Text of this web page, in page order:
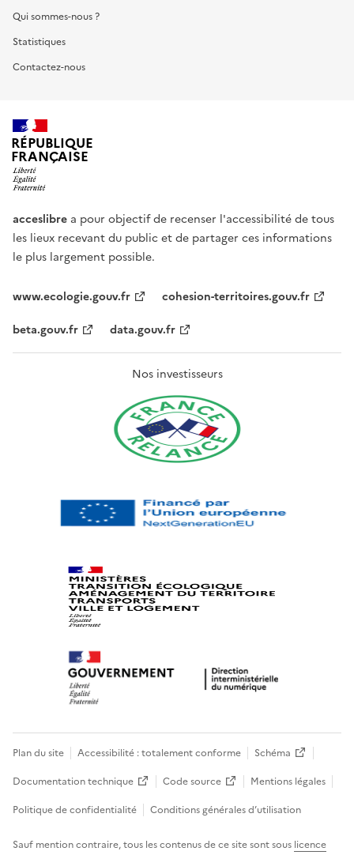
Qui sommes-nous ?
Statistiques
Contactez-nous
RÉPUBLIQUE
FRANÇAISE
acceslibre a pour objectif de recenser l'accessibilité de tous
les lieux recevant du public et de partager ces informations
le plus largement possible.
www.ecologie.gouv.fr
cohesion-territoires.gouv.fr
beta.gouv.fr
data.gouv.fr
Nos investisseurs
Plan du site Accessibilité : totalement conforme
Schéma
Documentation technique
Code source
Mentions légales
Politique de confidentialité
Conditions générales d’utilisation
Sauf mention contraire, tous les contenus de ce site sont sous licence